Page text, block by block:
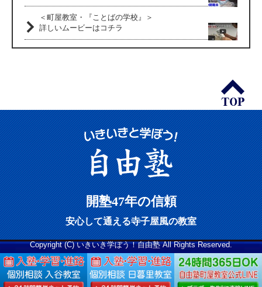
＜町屋教室・『ことばの学校』＞
詳しいムービーはコチラ
開塾47年の信頼
安心して通える寺子屋風の教室
Copyright (C) いきいき学ぼう！自由塾 All Rights Reserved.